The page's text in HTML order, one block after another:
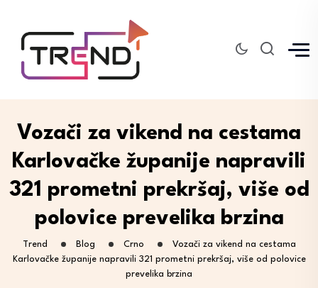
Vozači za vikend na cestama
Karlovačke županije napravili
321 prometni prekršaj, više od
polovice prevelika brzina
Trend Blog Crno
Vozači za vikend na cestama
Karlovačke županije napravili 321 prometni prekršaj, više od polovice
prevelika brzina